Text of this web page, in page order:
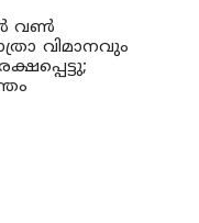
വൺ
വിമാനവും